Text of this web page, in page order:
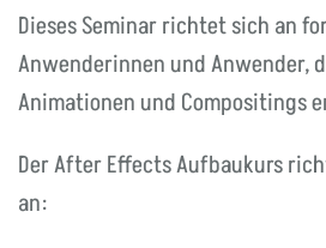
Dieses Seminar richtet sich an
Anwenderinnen und Anwender,
Animationen und Compositings
Der After Effects Aufbaukurs
an: